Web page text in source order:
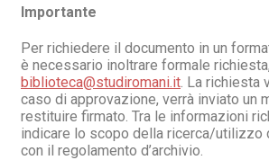
Importante
Per richiedere il documento in un
è necessario inoltrare formale
biblioteca@studiromani.it. La richiesta
caso di approvazione, verrà inviato un
restituire firmato. Tra le informazioni
indicare lo scopo della ricerca/utilizzo
con il regolamento d’archivio.